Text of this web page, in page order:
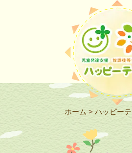
ホーム > ハッピー